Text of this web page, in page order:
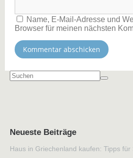
Name, E-Mail-Adresse und
Browser für meinen nächsten
Neueste Beiträge
Haus in Griechenland kaufen: Tipps